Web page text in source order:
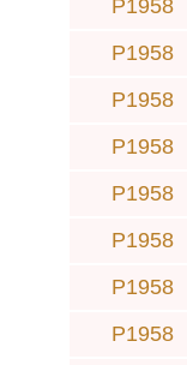
P1958
P1958
P1958
P1958
P1958
P1958
P1958
P1958